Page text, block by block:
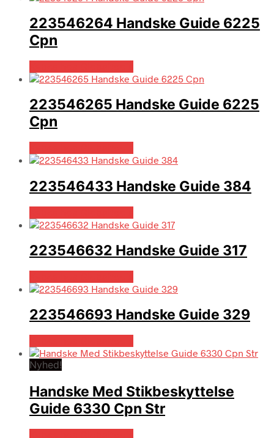
223546264 Handske Guide 6225
Cpn
223546265 Handske Guide 6225
Cpn
223546433 Handske Guide 384
223546632 Handske Guide 317
223546693 Handske Guide 329
Nyhed!
Handske Med Stikbeskyttelse
Guide 6330 Cpn Str